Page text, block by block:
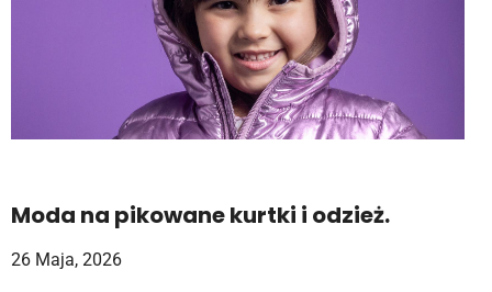
Moda na pikowane kurtki i odzież.
26 Maja, 2026